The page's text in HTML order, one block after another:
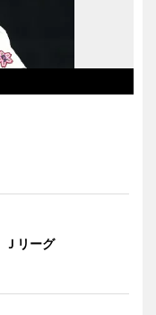
リーグ